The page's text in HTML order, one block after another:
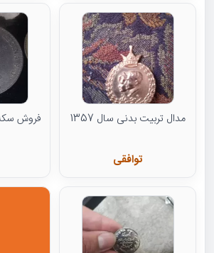
مدال تربیت بدنی سال 1357
توافقی
فروش سکه